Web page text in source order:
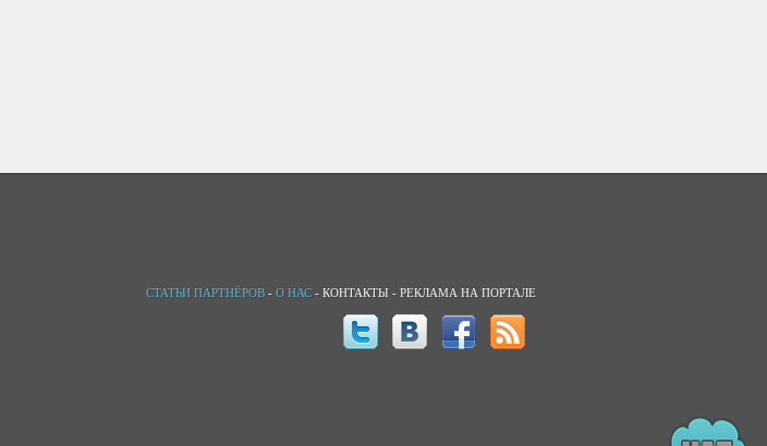
СТАТЬИ ПАРТНЁРОВ - О НАС - КОНТАКТЫ - РЕКЛАМА НА ПОРТАЛЕ